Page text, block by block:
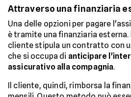
Attraverso una finanziaria
Una delle opzioni per pagare
è tramite una finanziaria esterna.
cliente stipula un contratto con
che si occupa di anticipare
assicurativo alla compagnia.
Il cliente, quindi, rimborsa la